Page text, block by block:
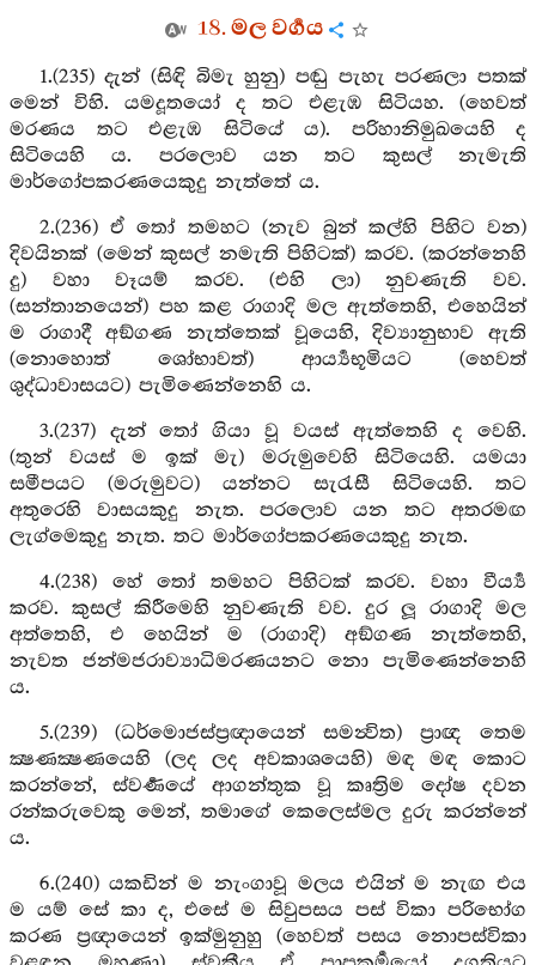
18. මල වර්‍ගය
1.(235) දැන් (සිඳි බිමැ හුනු) පඬු පැහැ පරණලා පතක්
මෙන් විහි. යමදූතයෝ ද තට එළැඹ සිටියහ. (හෙවත්
මරණය තට එළැඹ සිටියේ ය). පරිහානිමුඛයෙහි ද
සිටියෙහි ය. පරලොව යන තට කුසල් නැමැති
මාර්ගෝපකරණයෙකුදු නැත්තේ ය.
2.(236) ඒ තෝ තමහට (නැව බුන් කල්හි පිහිට වන)
දිවයිනක් (මෙන් කුසල් නමැති පිහිටක්) කරව. (කරන්නෙහි
දු) වහා වෑයම් කරව. (එහි ලා) නුවණැති වව.
(සන්තානයෙන්) පහ කළ රාගාදි මල ඇත්තෙහි, එහෙයින්
ම රාගාදී අඞ්ගණ නැත්තෙක් වූයෙහි, දිව්‍යානුභාව ඇති
(නොහොත් ශෝභාවත්) ආර්‍ය්‍යභූමියට (හෙවත්
ශුද්ධාවාසයට) පැමිණෙන්නෙහි ය.
3.(237) දැන් තෝ ගියා වූ වයස් ඇත්තෙහි ද වෙහි.
(තුන් වයස් ම ඉක් මැ) මරුමුවෙහි සිටියෙහි. යමයා
සමීපයට (මරුමුවට) යන්නට සැරැසී සිටියෙහි. තට
අතුරෙහි වාසයකුදු නැත. පරලොව යන තට අතරමඟ
ලැග්මෙකුදු නැත. තට මාර්ගෝපකරණයෙකුදු නැත.
4.(238) හේ තෝ තමහට පිහිටක් කරව. වහා වීර්‍ය්‍ය
කරව. කුසල් කිරීමෙහි නුවණැති වව. දුර ලූ රාගාදි මල
අත්තෙහි, එ හෙයින් ම (රාගාදි) අඞ්ගණ නැත්තෙහි,
නැවත ජන්මජරාව්‍යාධිමරණයනට නො පැමිණෙන්නෙහි
ය.
5.(239) (ධර්මොජස්ප්‍රඥායෙන් සමන්‍විත) ප්‍රාඥ තෙම
ක්‍ෂණක්‍ෂණයෙහි (ලද ලද අවකාශයෙහි) මඳ මඳ කොට
කරන්නේ, ස්වර්‍ණයේ ආගන්තුක වූ කෘත්‍රිම දෝෂ දවන
රන්කරුවෙකු මෙන්, තමාගේ කෙලෙස්මල දුරු කරන්නේ
ය.
6.(240) යකඩින් ම නැංගාවූ මලය එයින් ම නැඟ එය
ම යම් සේ කා ද, එසේ ම සිවුපසය පස් විකා පරිභෝග
කරණ ප්‍රඥායෙන් ඉක්මුනුහු (හෙවත් පසය නොපස්විකා